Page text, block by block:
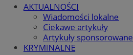
AKTUALNOŚCI
Wiadomości lokalne
Ciekawe artykuły
Artykuły sponsorowane
KRYMINALNE